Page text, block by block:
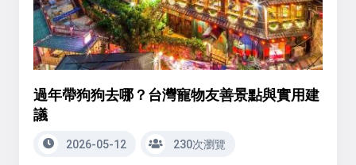
過年帶狗狗去哪？台灣寵物友善景點與實用建
議
2026-05-12 230次瀏覽